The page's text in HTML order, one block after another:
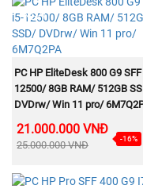
NEW
MUA NGAY
PC HP EliteDesk 800 G9
12500/ 8GB RAM/ 512GB
DVDrw/ Win 11 pro/
21.000.000 VNĐ
25.000.000 VNĐ
-16%